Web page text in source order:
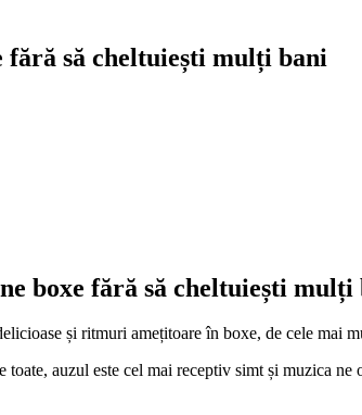
fără să cheltuiești mulți bani
boxe fără să cheltuiești mulți
și ritmuri amețitoare în boxe, de cele mai
auzul este cel mai receptiv simt și muzica